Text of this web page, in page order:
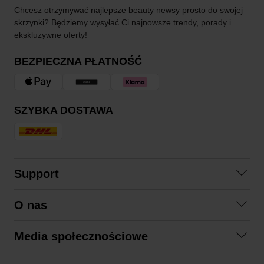
Chcesz otrzymywać najlepsze beauty newsy prosto do swojej
skrzynki? Będziemy wysyłać Ci najnowsze trendy, porady i
ekskluzywne oferty!
BEZPIECZNA PŁATNOŚĆ
SZYBKA DOSTAWA
Support
Regulamin zakupów
O nas
Zrównoważony rozwój
Media społecznościowe